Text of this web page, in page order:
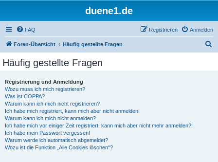
duene1.de
FAQ Anmelden
Registrieren
Foren-Übersicht Häufig gestellte Fragen
Häufig gestellte Fragen
Registrierung und Anmeldung
Wozu muss ich mich registrieren?
Was ist COPPA?
Warum kann ich mich nicht registrieren?
Ich habe mich registriert, kann mich aber nicht anmelden!
Warum kann ich mich nicht anmelden?
Ich habe mich vor einiger Zeit registriert, kann mich aber nicht mehr anmelden?!
Ich habe mein Passwort vergessen!
Warum werde ich automatisch abgemeldet?
Wozu ist die Funktion „Alle Cookies löschen“?